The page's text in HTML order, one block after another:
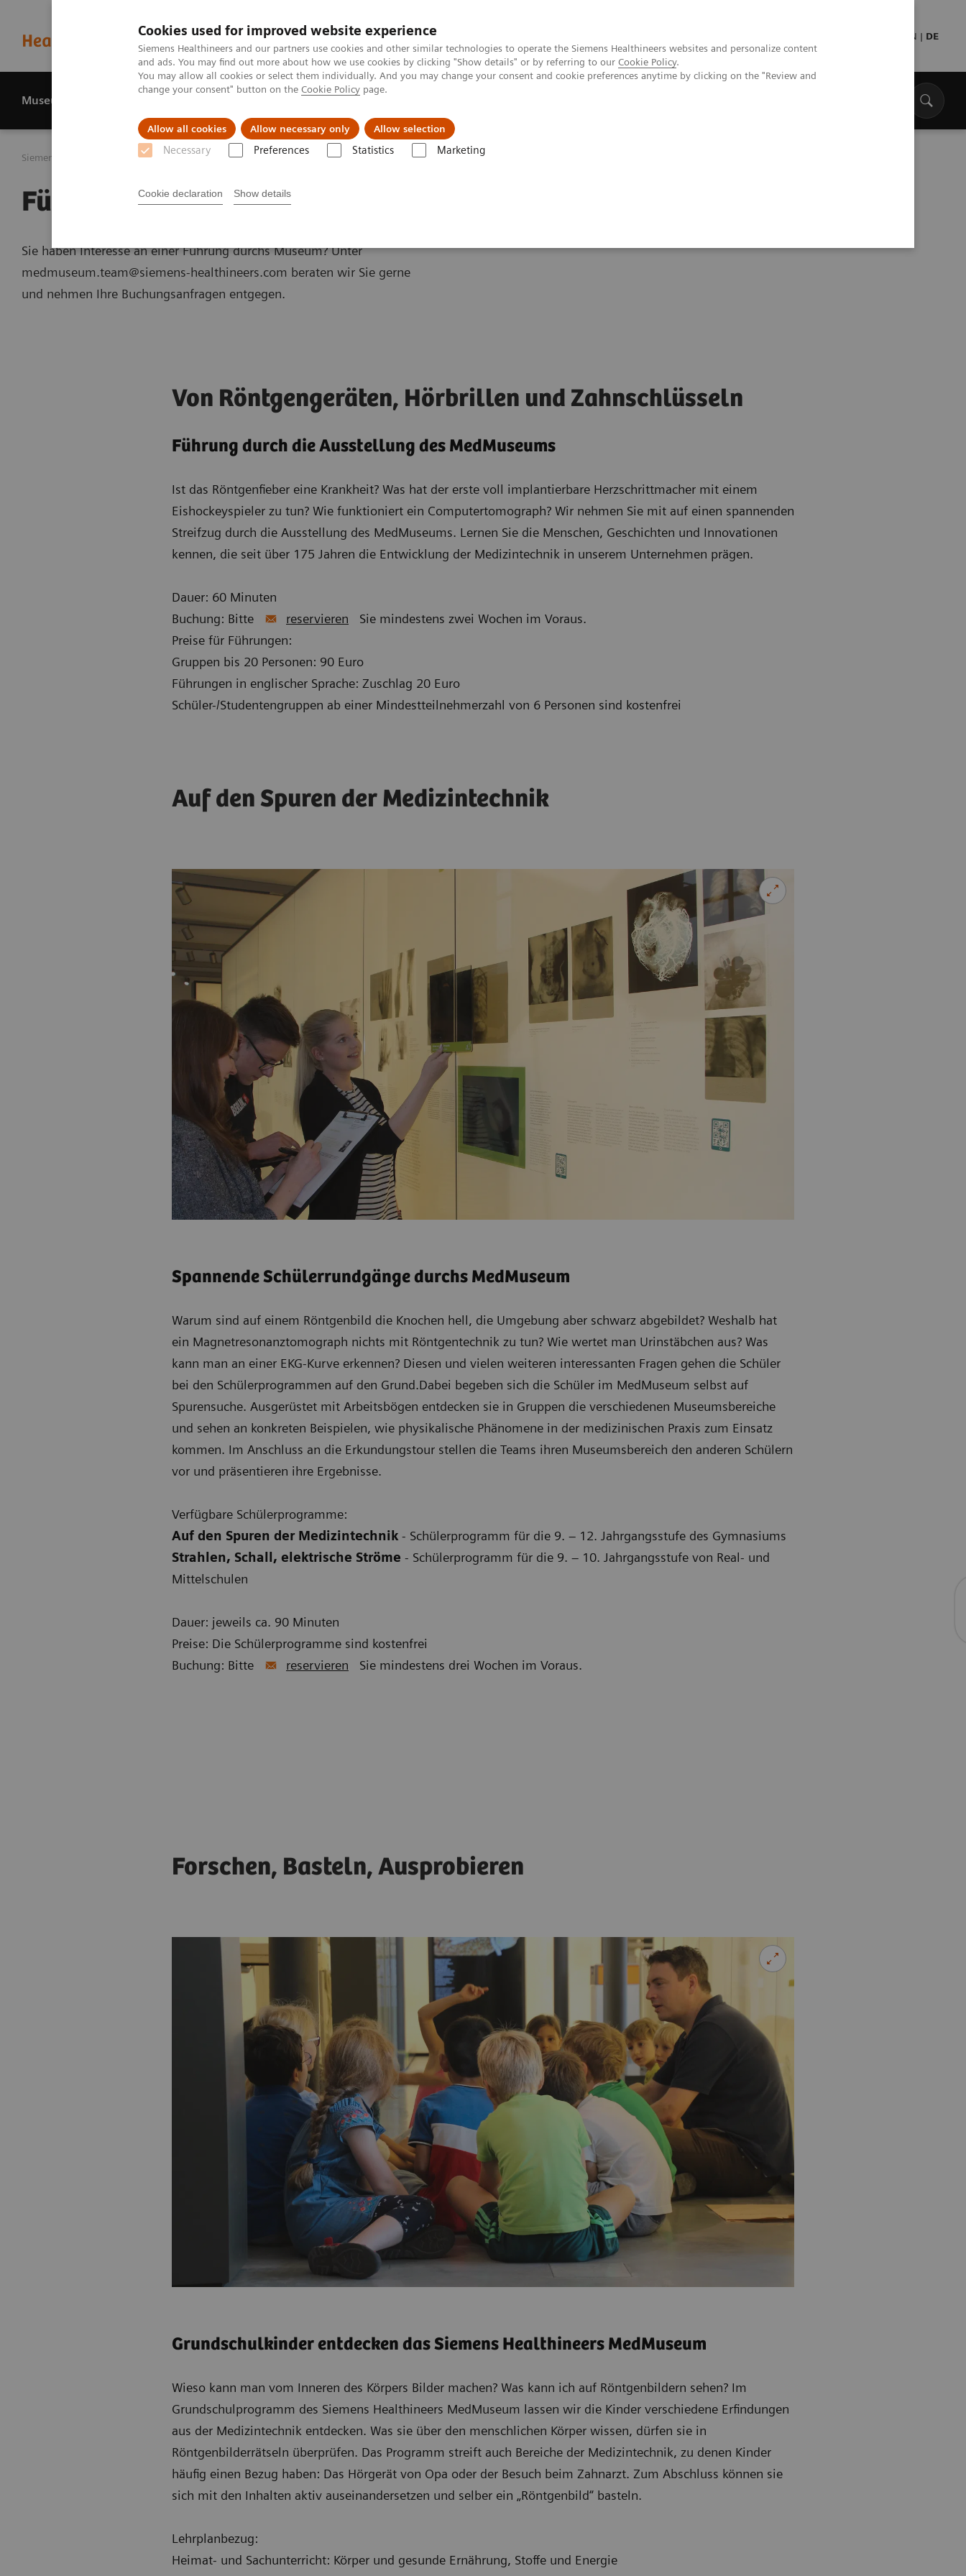
Cookies used for improved website experience
Siemens Healthineers and our partners use cookies and other similar technologies to operate the Siemens Healthineers websites and personalize content
and ads. You may find out more about how we use cookies by clicking "Show details" or by referring to our Cookie Policy.
You may allow all cookies or select them individually. And you may change your consent and cookie preferences anytime by clicking on the "Review and
change your consent" button on the Cookie Policy page.
Allow all cookies Allow necessary only Allow selection
Necessary Preferences Statistics Marketing
Cookie declaration Show details
EN | DE
Museum
Siemens Healthineers MedMuseum Führungen durchs MedMuseum
Führungen
Sie haben Interesse an einer Führung durchs Museum? Unter
medmuseum.team@siemens-healthineers.com beraten wir Sie gerne
und nehmen Ihre Buchungsanfragen entgegen.
Von Röntgengeräten, Hörbrillen und Zahnschlüsseln
Führung durch die Ausstellung des MedMuseums
Ist das Röntgenfieber eine Krankheit? Was hat der erste voll implantierbare Herzschrittmacher mit einem
Eishockeyspieler zu tun? Wie funktioniert ein Computertomograph? Wir nehmen Sie mit auf einen spannenden
Streifzug durch die Ausstellung des MedMuseums. Lernen Sie die Menschen, Geschichten und Innovationen
kennen, die seit über 175 Jahren die Entwicklung der Medizintechnik in unserem Unternehmen prägen.
Dauer: 60 Minuten
Buchung: Bitte
reservieren
Sie mindestens zwei Wochen im Voraus.
Preise für Führungen:
Gruppen bis 20 Personen: 90 Euro
Führungen in englischer Sprache: Zuschlag 20 Euro
Schüler-/Studentengruppen ab einer Mindestteilnehmerzahl von 6 Personen sind kostenfrei
Auf den Spuren der Medizintechnik
Spannende Schülerrundgänge durchs MedMuseum
Warum sind auf einem Röntgenbild die Knochen hell, die Umgebung aber schwarz abgebildet? Weshalb hat
ein Magnetresonanztomograph nichts mit Röntgentechnik zu tun? Wie wertet man Urinstäbchen aus? Was
kann man an einer EKG-Kurve erkennen? Diesen und vielen weiteren interessanten Fragen gehen die Schüler
bei den Schülerprogrammen auf den Grund.Dabei begeben sich die Schüler im MedMuseum selbst auf
Spurensuche. Ausgerüstet mit Arbeitsbögen entdecken sie in Gruppen die verschiedenen Museumsbereiche
und sehen an konkreten Beispielen, wie physikalische Phänomene in der medizinischen Praxis zum Einsatz
kommen. Im Anschluss an die Erkundungstour stellen die Teams ihren Museumsbereich den anderen Schülern
vor und präsentieren ihre Ergebnisse.
Verfügbare Schülerprogramme:
Auf den Spuren der Medizintechnik - Schülerprogramm für die 9. – 12. Jahrgangsstufe des Gymnasiums
Strahlen, Schall, elektrische Ströme - Schülerprogramm für die 9. – 10. Jahrgangsstufe von Real- und
Mittelschulen
Dauer: jeweils ca. 90 Minuten
Preise: Die Schülerprogramme sind kostenfrei
Buchung: Bitte
reservieren Sie mindestens drei Wochen im Voraus.
Forschen, Basteln, Ausprobieren
Grundschulkinder entdecken das Siemens Healthineers MedMuseum
Wieso kann man vom Inneren des Körpers Bilder machen? Was kann ich auf Röntgenbildern sehen? Im
Grundschulprogramm des Siemens Healthineers MedMuseum lassen wir die Kinder verschiedene Erfindungen
aus der Medizintechnik entdecken. Was sie über den menschlichen Körper wissen, dürfen sie in
Röntgenbilderrätseln überprüfen. Das Programm streift auch Bereiche der Medizintechnik, zu denen Kinder
häufig einen Bezug haben: Das Hörgerät von Opa oder der Besuch beim Zahnarzt. Zum Abschluss können sie
sich mit den Inhalten aktiv auseinandersetzen und selber ein „Röntgenbild“ basteln.
Lehrplanbezug:
Heimat- und Sachunterricht: Körper und gesunde Ernährung, Stoffe und Energie